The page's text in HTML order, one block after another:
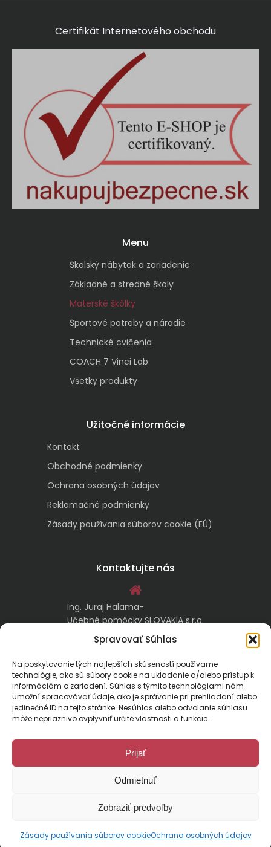
Spravovať Súhlas
Na poskytovanie tých najlepších skúseností používame
technológie, ako sú súbory cookie na ukladanie a/alebo prístup k
informáciám o zariadení. Súhlas s týmito technológiami nám
umožní spracovávať údaje, ako je správanie pri prehliadaní alebo
jedinečné ID na tejto stránke. Nesúhlas alebo odvolanie súhlasu
môže nepriaznivo ovplyvniť určité vlastnosti a funkcie.
Prijať
Odmietnuť
Zobraziť predvoľby
Zásady používania súborov cookieOchrana osobných údajov
Certifikát Internetového obchodu
Menu
Školský nábytok a zariadenie
Základné a stredné školy
Materské škôlky
Športové potreby a náradie
Technické cvičenia
COACH 7 Vinci Lab
Všetky produkty
Užitočné informácie
Kontakt
Obchodné podmienky
Ochrana osobných údajov
Reklamačné podmienky
Zásady používania súborov cookie (EÚ)
Kontaktujte nás
Ing. Juraj Halama-
Učebné pomôcky SLOVAKIA s.r.o.
Malachovská 17/A
974 05 Banská Bystrica
kontakt@ucebnepomockyslovakia.sk
0917 797 357, 048/410 18 88
kontakt@ucebnepomockyslovakia.sk
Designed bypcteam.sk